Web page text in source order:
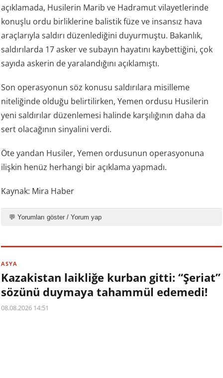
açıklamada, Husilerin Marib ve Hadramut vilayetlerinde
konuşlu ordu birliklerine balistik füze ve insansız hava
araçlarıyla saldırı düzenlediğini duyurmuştu. Bakanlık,
saldırılarda 17 asker ve subayın hayatını kaybettiğini, çok
sayıda askerin de yaralandığını açıklamıştı.
Son operasyonun söz konusu saldırılara misilleme
niteliğinde olduğu belirtilirken, Yemen ordusu Husilerin
yeni saldırılar düzenlemesi halinde karşılığının daha da
sert olacağının sinyalini verdi.
Öte yandan Husiler, Yemen ordusunun operasyonuna
ilişkin henüz herhangi bir açıklama yapmadı.
Kaynak: Mira Haber
💬 Yorumları göster / Yorum yap
ASYA
Kazakistan laikliğe kurban gitti: “Şeriat”
sözünü duymaya tahammül edemedi!
08.08.2026 14:51